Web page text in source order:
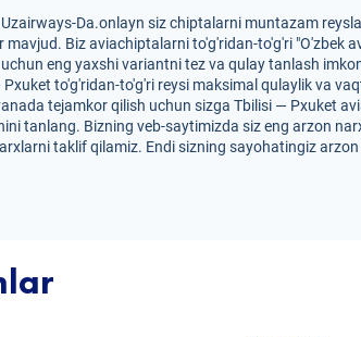
Da.onlayn siz chiptalarni muntazam
Biz aviachiptalarni to'g'ridan-to'g'ri
eng yaxshi variantni tez va qulay tanlash
to'g'ridan-to'g'ri reysi maksimal qulaylik va
tejamkor qilish uchun sizga Tbilisi — Pxuket
tanlang. Bizning veb-saytimizda siz eng arzon
taklif qilamiz. Endi sizning sayohatingiz